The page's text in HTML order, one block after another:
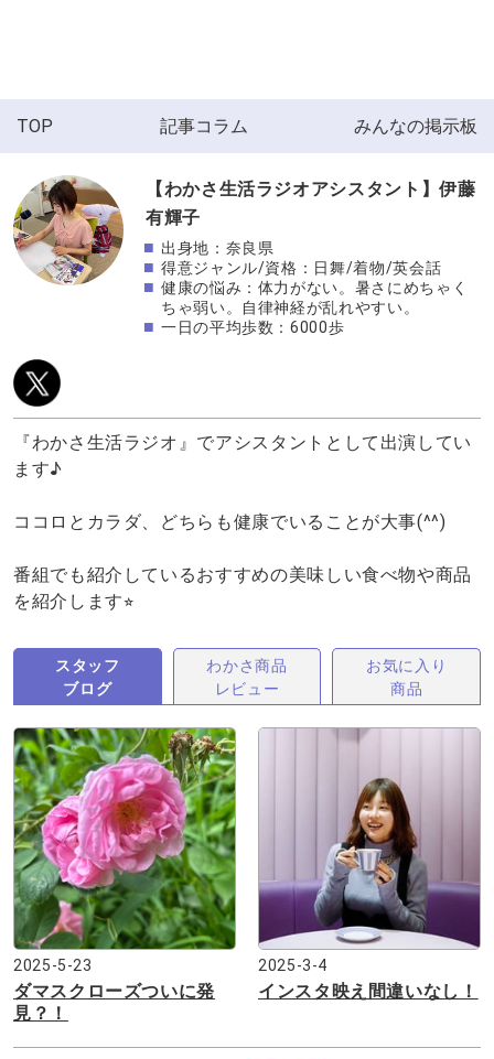
TOP 記事コラム みんなの掲示板
【わかさ生活ラジオアシスタント】伊藤
有輝子
出身地：奈良県
得意ジャンル/資格：日舞/着物/英会話
健康の悩み：体力がない。暑さにめちゃく
ちゃ弱い。自律神経が乱れやすい。
一日の平均歩数：6000歩
『わかさ生活ラジオ』でアシスタントとして出演してい
ます♪
ココロとカラダ、どちらも健康でいることが大事(^^)
番組でも紹介しているおすすめの美味しい食べ物や商品
を紹介します⭐︎
スタッフ
ブログ
わかさ商品
レビュー
お気に入り
商品
2025-5-23
ダマスクローズついに発
見？！
2025-3-4
インスタ映え間違いなし！